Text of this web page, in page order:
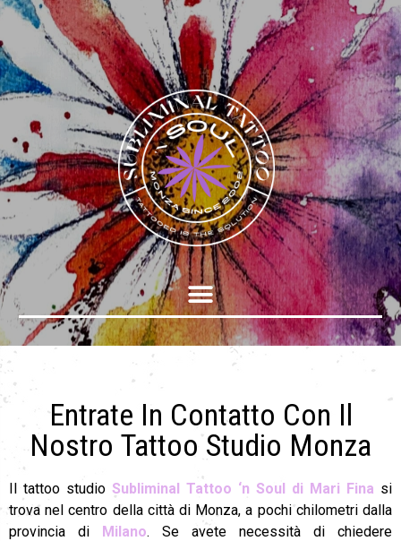
Entrate In Contatto Con Il
Nostro Tattoo Studio Monza
Il tattoo studio Subliminal Tattoo ‘n Soul di Mari Fina si
trova nel centro della città di Monza, a pochi chilometri dalla
provincia di Milano. Se avete necessità di chiedere